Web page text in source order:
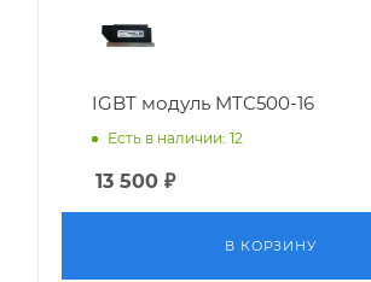
IGBT модуль MTC500-16
Есть в наличии: 12
13 500 ₽
В КОРЗИНУ